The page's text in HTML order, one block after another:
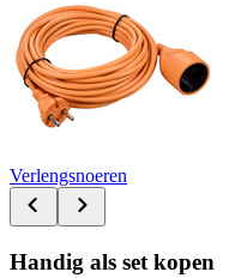
Verlengsnoeren
Handig als set kopen